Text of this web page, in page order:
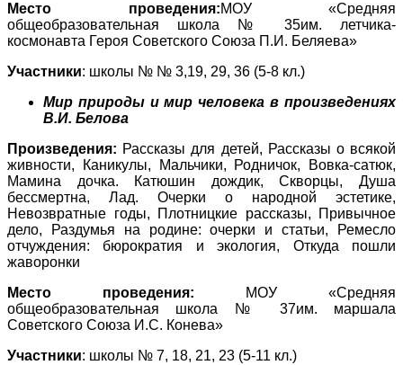
Место проведения:МОУ «Средняя
общеобразовательная школа № 35им. летчика-
космонавта Героя Советского Союза П.И. Беляева»
Участники: школы № № 3,19, 29, 36 (5-8 кл.)
Мир природы и мир человека в произведениях
В.И. Белова
Произведения: Рассказы для детей, Рассказы о всякой
живности, Каникулы, Мальчики, Родничок, Вовка-сатюк,
Мамина дочка. Катюшин дождик, Скворцы, Душа
бессмертна, Лад. Очерки о народной эстетике,
Невозвратные годы, Плотницкие рассказы, Привычное
дело, Раздумья на родине: очерки и статьи, Ремесло
отчуждения: бюрократия и экология, Откуда пошли
жаворонки
Место проведения:
МОУ «Средняя
общеобразовательная школа № 37им. маршала
Советского Союза И.С. Конева»
Участники: школы № 7, 18, 21, 23 (5-11 кл.)